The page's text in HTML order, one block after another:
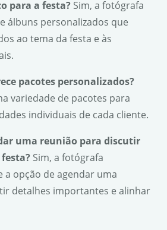
para a festa? Sim, a fotógrafa
álbuns personalizados que
ao tema da festa e às
pacotes personalizados?
variedade de pacotes para
individuais de cada cliente.
uma reunião para discutir
Sim, a fotógrafa
a opção de agendar uma
detalhes importantes e alinhar